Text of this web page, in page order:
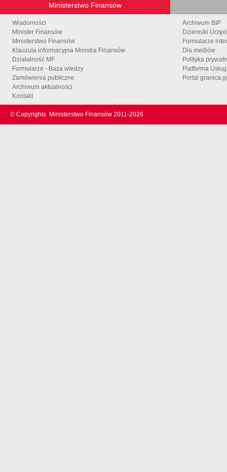
Ministerstwo Finansów
Wiadomości
Minister Finansów
Ministerstwo Finansów
Klauzula informacyjna Ministra Finansów
Działalność MF
Formularze - Baza wiedzy
Zamówienia publiczne
Archiwum aktualności
Kontakt
Archiwum BIP
Dzienniki
Formularze
Dla mediów
Polityka
Platforma
Portal
© Copyrights Ministerstwo Finansów 2011-2026